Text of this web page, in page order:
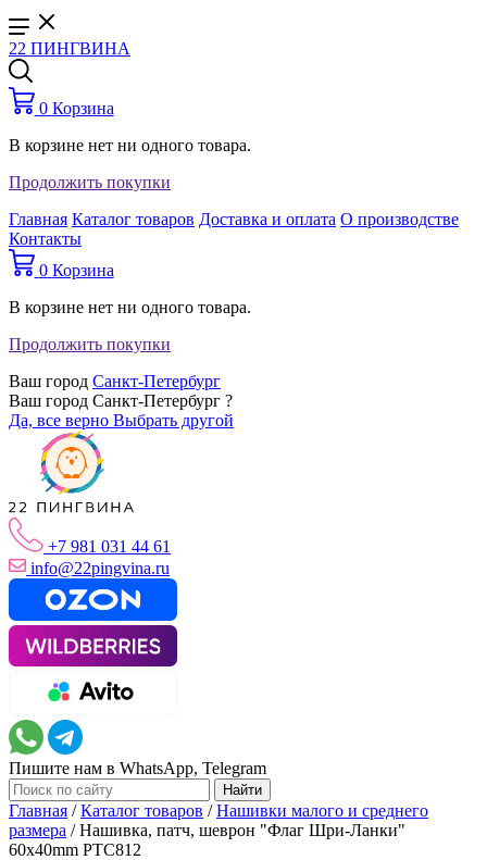
22 ПИНГВИНА
0 Корзина
В корзине нет ни одного товара.
Продолжить покупки
Главная Каталог товаров Доставка и оплата О производстве
Контакты
0 Корзина
В корзине нет ни одного товара.
Продолжить покупки
Ваш город Санкт-Петербург
Ваш город Санкт-Петербург ?
Да, все верно Выбрать другой
+7 981 031 44 61
info@22pingvina.ru
Пишите нам в WhatsApp, Telegram
Главная /Каталог товаров /Нашивки малого и среднего
размера /Нашивка, патч, шеврон "Флаг Шри-Ланки"
60x40mm PTC812